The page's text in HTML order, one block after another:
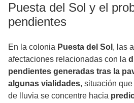
Puesta del Sol y el
pendientes
En la colonia Puesta del Sol , las
afectaciones relacionadas con la
pendientes generadas tras la
algunas vialidades, situación
de lluvia se concentre hacia